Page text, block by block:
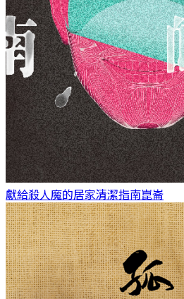
獻給殺人魔的居家清潔指南崑崙